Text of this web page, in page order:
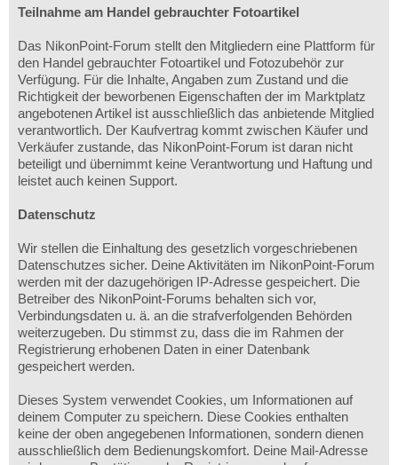
Teilnahme am Handel gebrauchter Fotoartikel
Das NikonPoint-Forum stellt den Mitgliedern eine Plattform für
den Handel gebrauchter Fotoartikel und Fotozubehör zur
Verfügung. Für die Inhalte, Angaben zum Zustand und die
Richtigkeit der beworbenen Eigenschaften der im Marktplatz
angebotenen Artikel ist ausschließlich das anbietende Mitglied
verantwortlich. Der Kaufvertrag kommt zwischen Käufer und
Verkäufer zustande, das NikonPoint-Forum ist daran nicht
beteiligt und übernimmt keine Verantwortung und Haftung und
leistet auch keinen Support.
Datenschutz
Wir stellen die Einhaltung des gesetzlich vorgeschriebenen
Datenschutzes sicher. Deine Aktivitäten im NikonPoint-Forum
werden mit der dazugehörigen IP-Adresse gespeichert. Die
Betreiber des NikonPoint-Forums behalten sich vor,
Verbindungsdaten u. ä. an die strafverfolgenden Behörden
weiterzugeben. Du stimmst zu, dass die im Rahmen der
Registrierung erhobenen Daten in einer Datenbank
gespeichert werden.
Dieses System verwendet Cookies, um Informationen auf
deinem Computer zu speichern. Diese Cookies enthalten
keine der oben angegebenen Informationen, sondern dienen
ausschließlich dem Bedienungskomfort. Deine Mail-Adresse